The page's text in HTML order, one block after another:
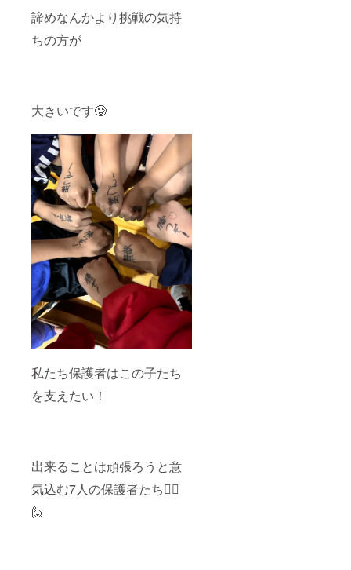
諦めなんかより挑戦の気持
ちの方が
大きいです🥲
私たち保護者はこの子たち
を支えたい！
出来ることは頑張ろうと意
気込む7人の保護者たち🙋‍♀️
🙋